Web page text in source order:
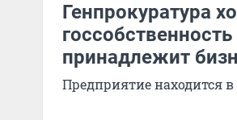
Генпрокуратура
принадлежит
Предприятие находится